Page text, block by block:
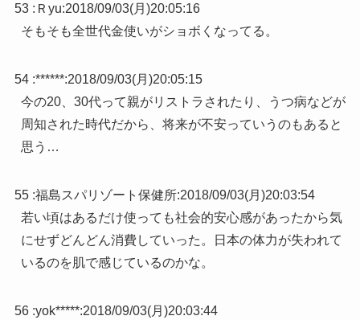
53 : Ｒyu:2018/09/03(月)20:05:16
そもそも全世代金使いがショボくなってる。
54 :******:2018/09/03(月)20:05:15
今の20、30代って親がリストラされたり、うつ病などが
周知された時代だから、将来が不安っていうのもあると
思う…
55 :福島スパリゾート保健所:2018/09/03(月)20:03:54
若い頃はあるだけ使っても社会的安心感があったから気
にせずどんどん消費していった。日本の体力が失われて
いるのを肌で感じているのかな。
56 :yok*****:2018/09/03(月)20:03:44